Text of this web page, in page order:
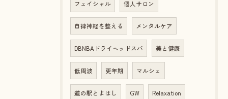
フェイシャル 個人サロン
自律神経を整える メンタルケア
DBNBAドライヘッドスパ 美と健康
低周波 更年期 マルシェ
道の駅とよはし GW Relaxation